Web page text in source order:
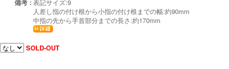
備考 : 表記サイズ:9
人差し指の付け根から小指の付け根までの幅:約90mm
中指の先から手首部分までの長さ:約170mm
SOLD-OUT